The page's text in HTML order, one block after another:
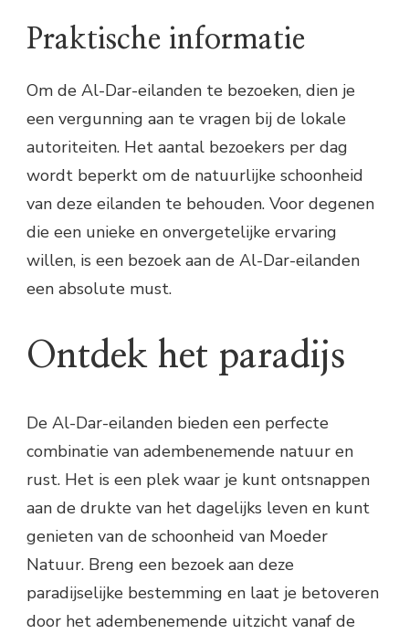
Praktische informatie
Om de Al-Dar-eilanden te bezoeken, dien je
een vergunning aan te vragen bij de lokale
autoriteiten. Het aantal bezoekers per dag
wordt beperkt om de natuurlijke schoonheid
van deze eilanden te behouden. Voor degenen
die een unieke en onvergetelijke ervaring
willen, is een bezoek aan de Al-Dar-eilanden
een absolute must.
Ontdek het paradijs
De Al-Dar-eilanden bieden een perfecte
combinatie van adembenemende natuur en
rust. Het is een plek waar je kunt ontsnappen
aan de drukte van het dagelijks leven en kunt
genieten van de schoonheid van Moeder
Natuur. Breng een bezoek aan deze
paradijselijke bestemming en laat je betoveren
door het adembenemende uitzicht vanaf de